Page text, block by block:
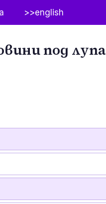
>>english
под лупа